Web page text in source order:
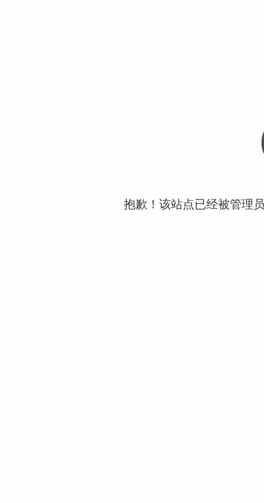
抱歉！该站点已经被管理